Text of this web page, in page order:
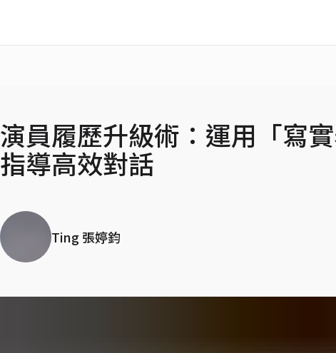
演員履歷升級術：運用「寫
指導高效對話
Ting 張婷鈞